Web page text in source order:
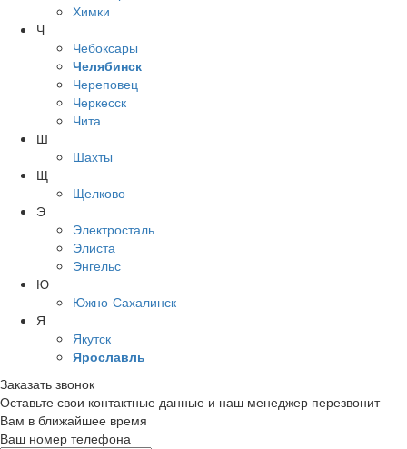
Химки
Ч
Чебоксары
Челябинск
Череповец
Черкесск
Чита
Ш
Шахты
Щ
Щелково
Э
Электросталь
Элиста
Энгельс
Ю
Южно-Сахалинск
Я
Якутск
Ярославль
Заказать звонок
Оставьте свои контактные данные и наш менеджер перезвонит
Вам в ближайшее время
Ваш номер телефона